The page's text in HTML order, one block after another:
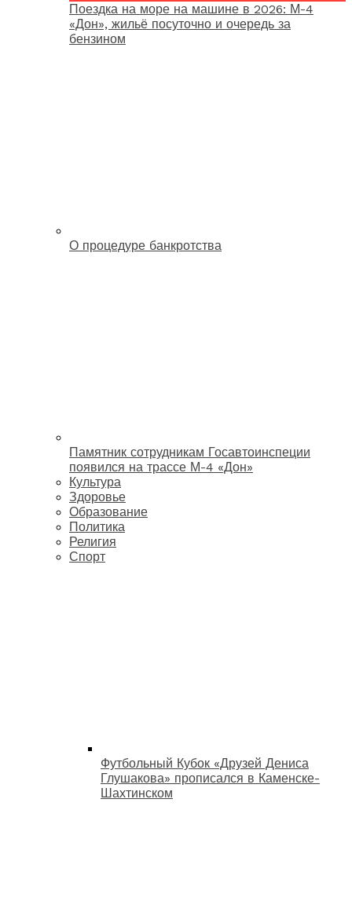
Поездка на море на машине в 2026: М-4
«Дон», жильё посуточно и очередь за
бензином
О процедуре банкротства
Памятник сотрудникам Госавтоинспеции
появился на трассе М-4 «Дон»
Культура
Здоровье
Образование
Политика
Религия
Спорт
Футбольный Кубок «Друзей Дениса
Глушакова» прописался в Каменске-
Шахтинском